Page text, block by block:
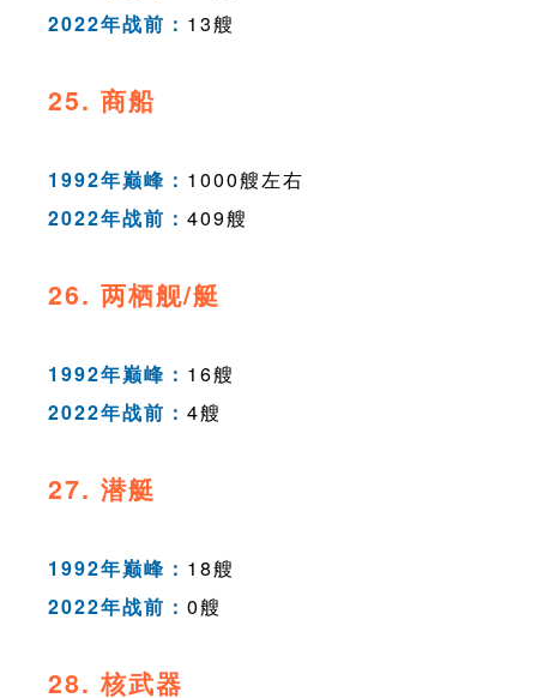
2022年战前： 13艘
25. 商船
1992年巅峰： 1000艘左右
2022年战前： 409艘
26. 两栖舰/艇
1992年巅峰： 16艘
2022年战前： 4艘
27. 潜艇
1992年巅峰： 18艘
2022年战前： 0艘
28. 核武器